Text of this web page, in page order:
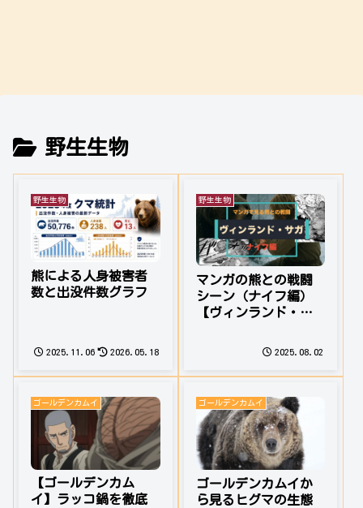
野生生物
野生生物
熊による人身被害者
数と出没件数グラフ
2025.11.06 2026.05.18
野生生物
マンガの熊との戦闘
シーン（ナイフ編）
【ヴィンランド・サ
2025.08.02
ゴールデンカムイ
【ゴールデンカム
イ】ラッコ鍋を徹底
ゴールデンカムイ
ゴールデンカムイか
ら見るヒグマの生態